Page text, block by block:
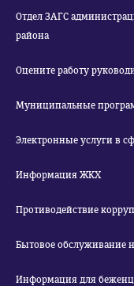
Отдел ЗАГС
района
Оцените работу
Муниципальные
Электронные услуги в
Информация ЖКХ
Противодействие
Бытовое обслуживание
Информация для